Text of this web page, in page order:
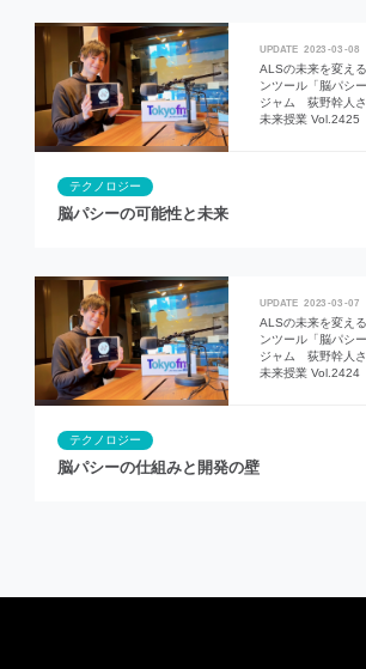
2023 03 08
ALSの未来を変え
ンツール「脳パシ
ジャム 荻野幹人
未来授業 Vol.2425
テクノロジー
脳パシーの可能性と未来
2023 03 07
ALSの未来を変え
ンツール「脳パシ
ジャム 荻野幹人
未来授業 Vol.2424
テクノロジー
脳パシーの仕組みと開発の壁